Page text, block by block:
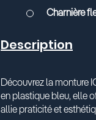
Charnière
Description
Découvrez la monture
en plastique bleu, elle
allie praticité et